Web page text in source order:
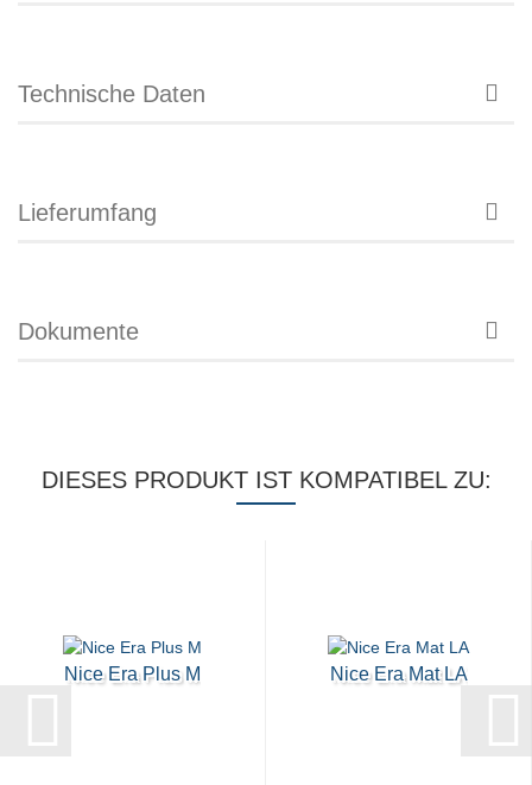
Technische Daten
Lieferumfang
Dokumente
DIESES PRODUKT IST KOMPATIBEL ZU:
Nice Era Plus M Nice Era Mat LA